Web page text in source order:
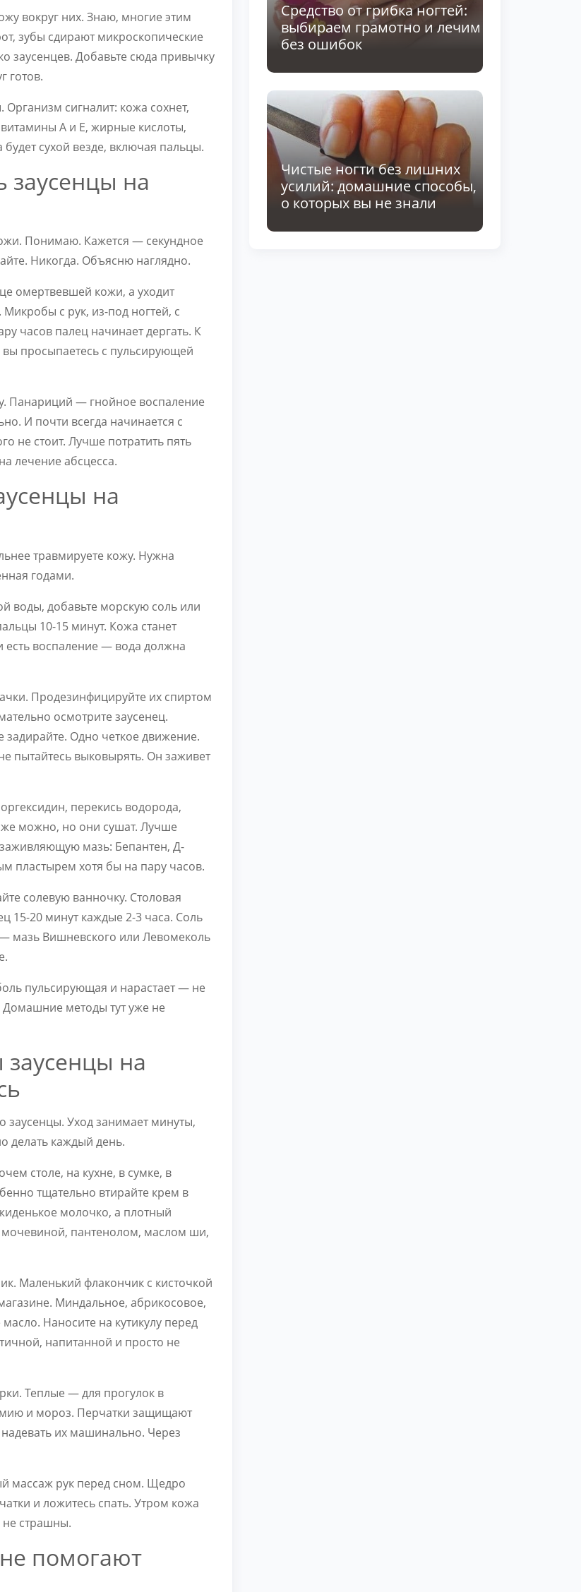
вокруг них. Знаю, многие этим
зубы сдирают микроскопические
заусенцев. Добавьте сюда привычку
готов.
сигналит: кожа сохнет,
А и Е, жирные кислоты,
сухой везде, включая пальцы.
заусенцы на
Понимаю. Кажется — секундное
Никогда. Объясню наглядно.
омертвевшей кожи, а уходит
Микробы с рук, из-под ногтей, с
часов палец начинает дергать. К
вы просыпаетесь с пульсирующей
Панариций — гнойное воспаление
И почти всегда начинается с
не стоит. Лучше потратить пять
лечение абсцесса.
на
травмируете кожу. Нужна
годами.
воды, добавьте морскую соль или
10-15 минут. Кожа станет
есть воспаление — вода должна
Продезинфицируйте их спиртом
осмотрите заусенец.
задирайте. Одно четкое движение.
пытайтесь выковырять. Он заживет
перекись водорода,
можно, но они сушат. Лучше
мазь: Бепантен, Д-
пластырем хотя бы на пару часов.
солевую ванночку. Столовая
15-20 минут каждые 2-3 часа. Соль
мазь Вишневского или Левомеколь
пульсирующая и нарастает — не
методы тут уже не
на
заусенцы. Уход занимает минуты,
делать каждый день.
столе, на кухне, в сумке, в
тщательно втирайте крем в
молочко, а плотный
мочевиной, пантенолом, маслом ши,
Маленький флакончик с кисточкой
Миндальное, абрикосовое,
Наносите на кутикулу перед
напитанной и просто не
Теплые — для прогулок в
и мороз. Перчатки защищают
их машинально. Через
массаж рук перед сном. Щедро
и ложитесь спать. Утром кожа
не страшны.
помогают
Средство от грибка ногтей:
выбираем грамотно и лечим
без ошибок
Чистые ногти без лишних
усилий: домашние способы,
о которых вы не знали